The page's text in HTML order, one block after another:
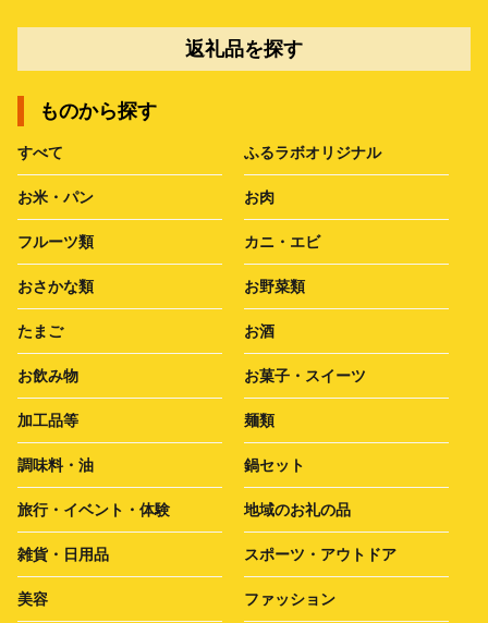
返礼品を探す
ものから探す
すべて ふるラボオリジナル
お米・パン お肉
フルーツ類 カニ・エビ
おさかな類 お野菜類
たまご お酒
お飲み物 お菓子・スイーツ
加工品等 麺類
調味料・油 鍋セット
旅行・イベント・体験 地域のお礼の品
雑貨・日用品 スポーツ・アウトドア
美容 ファッション